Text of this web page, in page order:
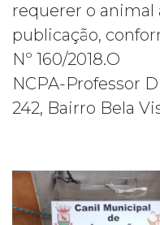
requerer o animal
publicação,
Nº 160/2018.O
NCPA-Professor
242, Bairro Bela